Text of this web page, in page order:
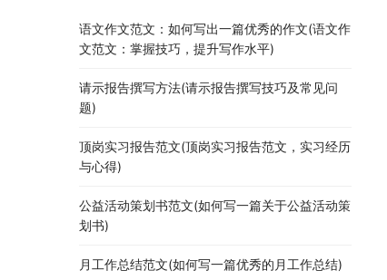
语文作文范文：如何写出一篇优秀的作文(语文作
文范文：掌握技巧，提升写作水平)
请示报告撰写方法(请示报告撰写技巧及常见问
题)
顶岗实习报告范文(顶岗实习报告范文，实习经历
与心得)
公益活动策划书范文(如何写一篇关于公益活动策
划书)
月工作总结范文(如何写一篇优秀的月工作总结)